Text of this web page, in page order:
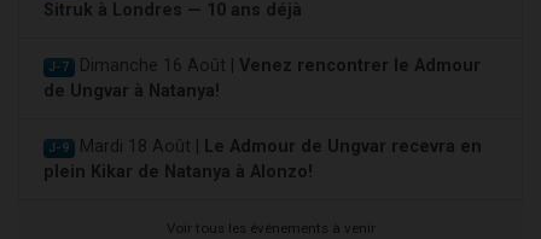
Sitruk à Londres — 10 ans déjà
J-7 Dimanche 16 Août | Venez rencontrer le Admour
de Ungvar à Natanya!
J-9 Mardi 18 Août |
Le Admour de Ungvar recevra en
plein Kikar de Natanya à Alonzo!
Voir tous les événements à venir